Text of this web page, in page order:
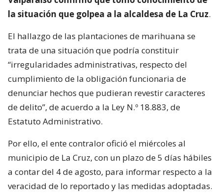
la situación que golpea a la alcaldesa de La Cruz.
El hallazgo de las plantaciones de marihuana se
trata de una situación que podría constituir
“irregularidades administrativas, respecto del
cumplimiento de la obligación funcionaria de
denunciar hechos que pudieran revestir caracteres
de delito”, de acuerdo a la Ley N.º 18.883, de
Estatuto Administrativo.
Por ello, el ente contralor ofició el miércoles al
municipio de La Cruz, con un plazo de 5 días hábiles
a contar del 4 de agosto, para informar respecto a la
veracidad de lo reportado y las medidas adoptadas.